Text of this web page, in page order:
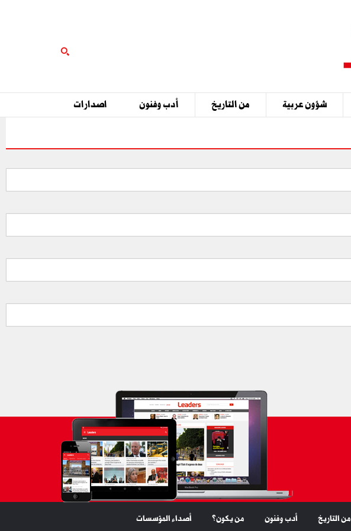
شؤون عربية من التاريخ أدب وفنون اصدارات
من التاريخ أدب وفنون من يكون؟ أصداء المؤسسات